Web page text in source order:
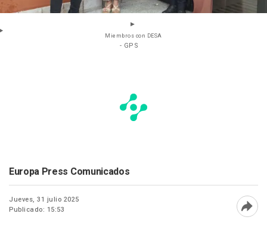
Miembros con DESA
- GPS
Europa Press Comunicados
Jueves, 31 julio 2025
Publicado: 15:53